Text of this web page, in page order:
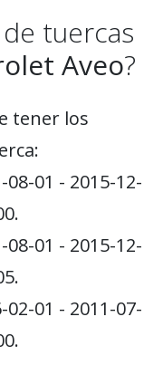
tuercas
Aveo?
tener los
01 - 2015-12-
01 - 2015-12-
01 - 2011-07-